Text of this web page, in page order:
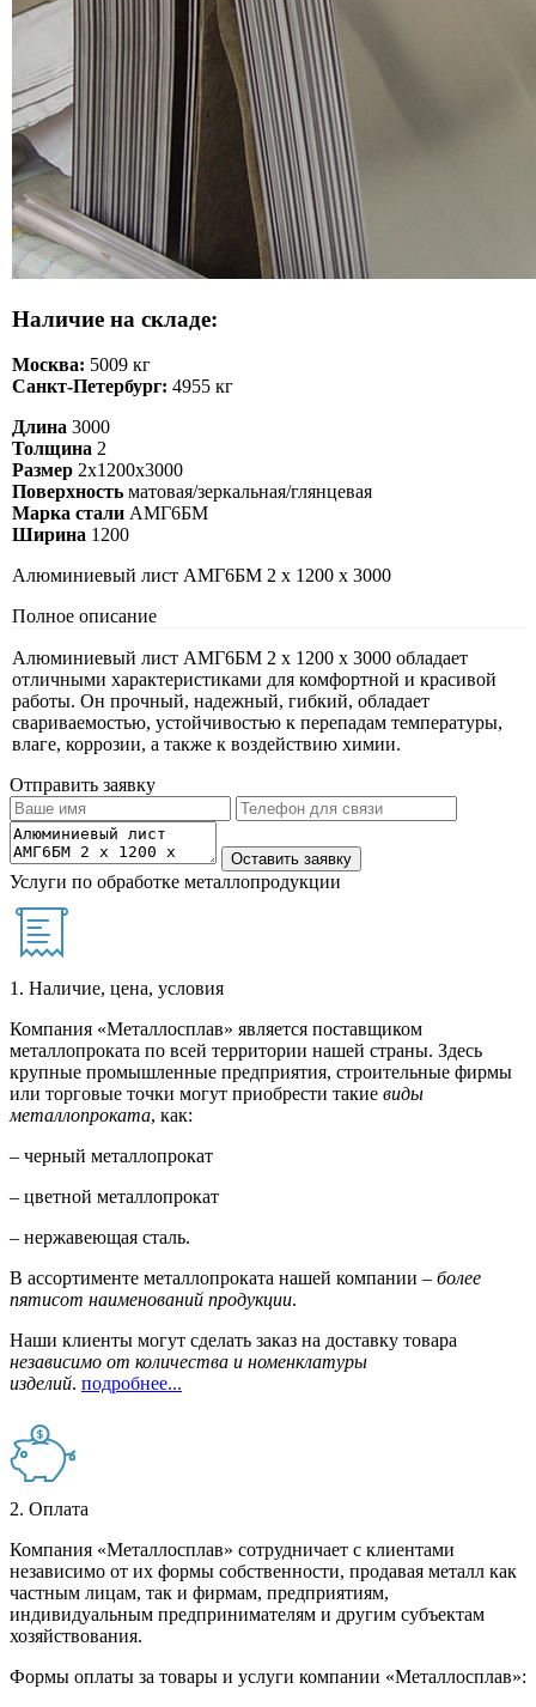
Наличие на складе:
Москва: 5009 кг
Санкт-Петербург: 4955 кг
Длина 3000
Толщина 2
Размер 2х1200х3000
Поверхность матовая/зеркальная/глянцевая
Марка стали АМГ6БМ
Ширина 1200
Алюминиевый лист АМГ6БМ 2 х 1200 х 3000
Полное описание
Алюминиевый лист АМГ6БМ 2 х 1200 х 3000 обладает
отличными характеристиками для комфортной и красивой
работы. Он прочный, надежный, гибкий, обладает
свариваемостью, устойчивостью к перепадам температуры,
влаге, коррозии, а также к воздействию химии.
Отправить заявку
Услуги по обработке металлопродукции
1. Наличие, цена, условия
Компания «Металлосплав» является поставщиком
металлопроката по всей территории нашей страны. Здесь
крупные промышленные предприятия, строительные фирмы
или торговые точки могут приобрести такие виды
металлопроката, как:
– черный металлопрокат
– цветной металлопрокат
– нержавеющая сталь.
В ассортименте металлопроката нашей компании – более
пятисот наименований продукции.
Наши клиенты могут сделать заказ на доставку товара
независимо от количества и номенклатуры
изделий. подробнее...
2. Оплата
Компания «Металлосплав» сотрудничает с клиентами
независимо от их формы собственности, продавая металл как
частным лицам, так и фирмам, предприятиям,
индивидуальным предпринимателям и другим субъектам
хозяйствования.
Формы оплаты за товары и услуги компании «Металлосплав»: